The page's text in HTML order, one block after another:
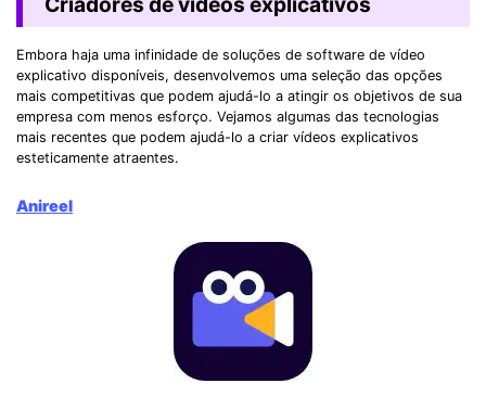
Embora haja uma infinidade de soluções de software de vídeo
explicativo disponíveis, desenvolvemos uma seleção das opções
mais competitivas que podem ajudá-lo a atingir os objetivos de sua
empresa com menos esforço. Vejamos algumas das tecnologias
mais recentes que podem ajudá-lo a criar vídeos explicativos
esteticamente atraentes.
Anireel